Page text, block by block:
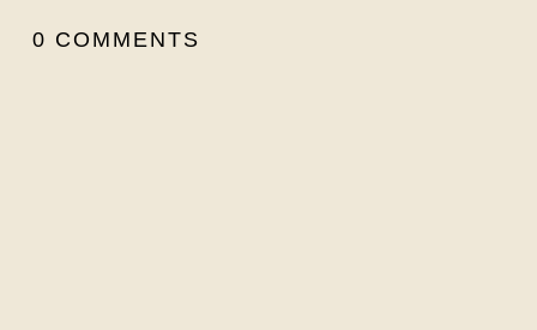
0 COMMENTS